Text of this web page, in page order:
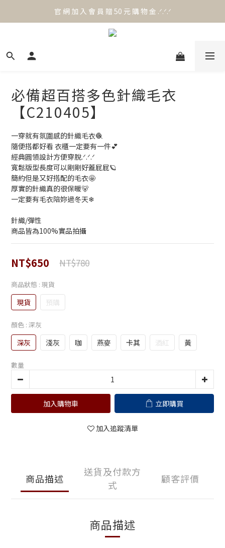
官 網 加 入 會 員 贈 50 元 購 物 金 .ᐟ.ᐟ.ᐟ
官 網 加 入 會 員 贈 50 元 購 物 金 .ᐟ.ᐟ.ᐟ
⟡.·*. 滿 NT.1000 免 運 費 ꔛ♡
必備超百搭多色針織毛衣
【C210405】
一穿就有氛圍感的針織毛衣🧶
隨便搭都好看 衣櫃一定要有一件💕
經典圓領設計方便穿脫.ᐟ.ᐟ.ᐟ
寬鬆版型長度可以剛剛好蓋屁屁🪐
簡約但是又好搭配的毛衣🤩
厚實的針織真的很保暖🐻
一定要有毛衣陪妳過冬天❄
針織/彈性
商品皆為100%實品拍攝
NT$650 NT$780
商品狀態 : 現貨
現貨 預購
顏色 : 深灰
深灰 淺灰 咖 燕麥 卡其 酒紅 黃
數量
加入購物車 立即購買
加入追蹤清單
商品描述
送貨及付款方
式
顧客評價
商品描述